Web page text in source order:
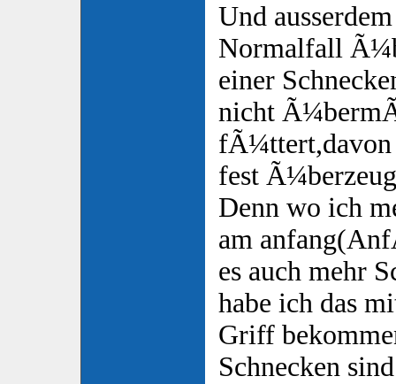
Und
Normalfall
einer
nicht
fest
Denn wo ich
am
es auch mehr
habe ich das
Griff
Schnecken